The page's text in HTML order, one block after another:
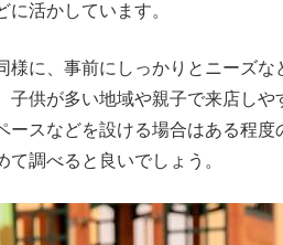
活かしています。
様に、事前にしっかりとニーズな
子供が多い地域や親子で来店しや
ースなどを設ける場合はある程
調べると良いでしょう。